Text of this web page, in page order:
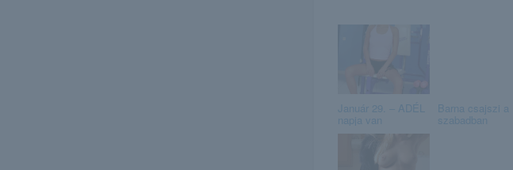
Január 29. – ADÉL
napja van
Barna csajszi a
szabadban